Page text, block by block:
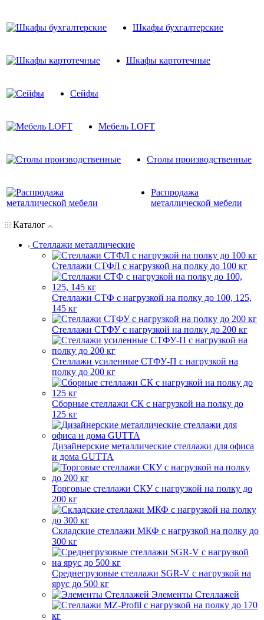
Шкафы бухгалтерские
Шкафы картотечные
Сейфы
Мебель LOFT
Столы производственные
Распродажа
металлической мебели
Каталог
Стеллажи металлические
Стеллажи СТФЛ с нагрузкой на полку до 100 кг
Стеллажи СТФ с нагрузкой на полку до 100, 125,
145 кг
Стеллажи СТФУ с нагрузкой на полку до 200 кг
Стеллажи усиленные СТФУ-П с нагрузкой на
полку до 200 кг
Сборные стеллажи СК с нагрузкой на полку до
125 кг
Дизайнерские металлические стеллажи для офиса
и дома GUTTA
Торговые стеллажи СКУ с нагрузкой на полку до
200 кг
Складские стеллажи МКФ с нагрузкой на полку до
300 кг
Среднегрузовые стеллажи SGR-V с нагрузкой на
ярус до 500 кг
Элементы Стеллажей